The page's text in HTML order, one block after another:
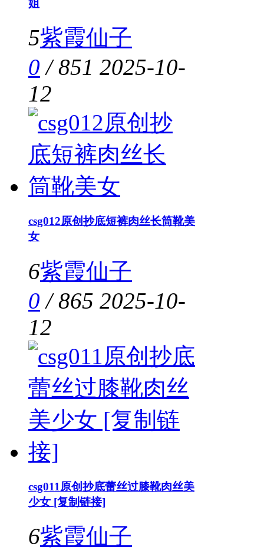
姐
5紫霞仙子
0 /851 2025-10-
12
csg012原创抄底短裤肉丝长筒靴美
女
6紫霞仙子
0 /865 2025-10-
12
csg011原创抄底蕾丝过膝靴肉丝美
少女 [复制链接]
6紫霞仙子